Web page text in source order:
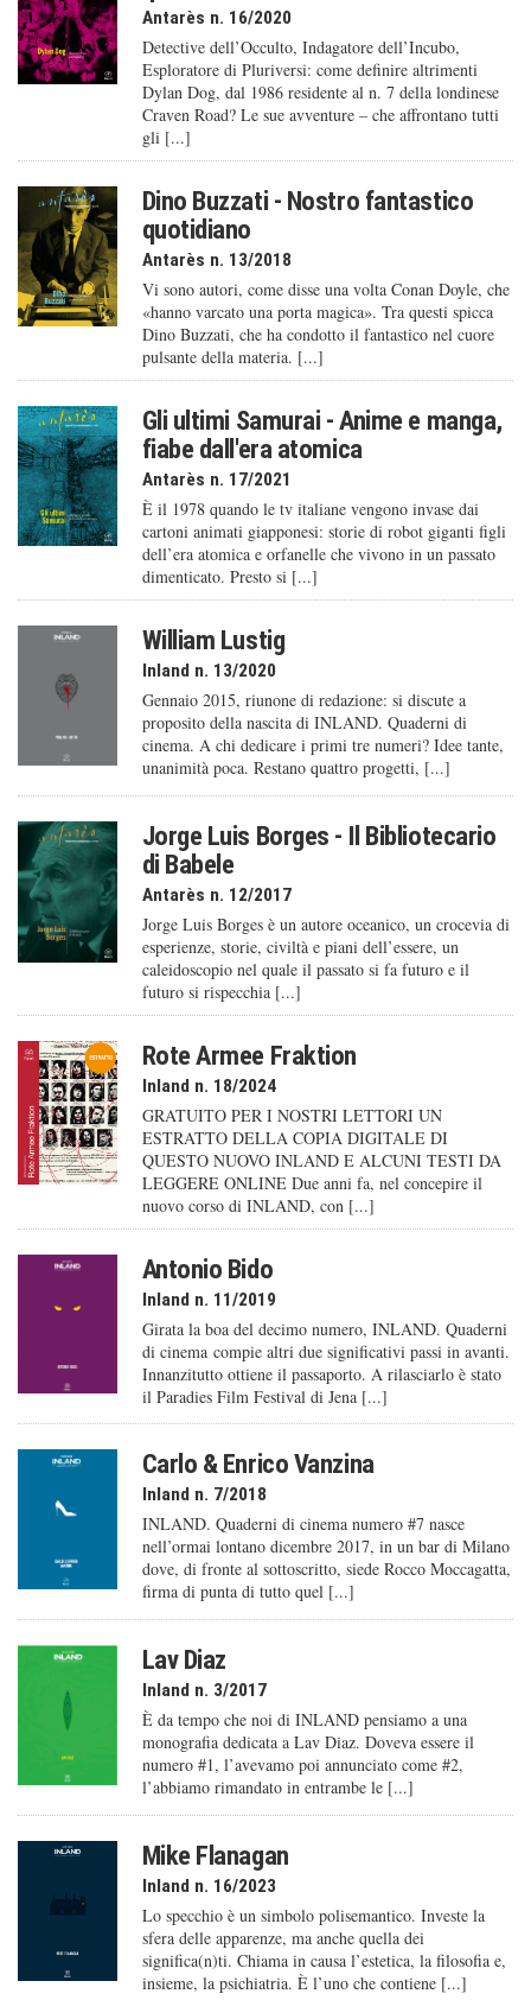
Antarès n. 16/2020
Detective dell’Occulto, Indagatore dell’Incubo,
Esploratore di Pluriversi: come definire altrimenti
Dylan Dog, dal 1986 residente al n. 7 della londinese
Craven Road? Le sue avventure – che affrontano tutti
gli [...]
Dino Buzzati - Nostro fantastico
quotidiano
Antarès n. 13/2018
Vi sono autori, come disse una volta Conan Doyle, che
«hanno varcato una porta magica». Tra questi spicca
Dino Buzzati, che ha condotto il fantastico nel cuore
pulsante della materia. [...]
Gli ultimi Samurai - Anime e manga,
fiabe dall'era atomica
Antarès n. 17/2021
È il 1978 quando le tv italiane vengono invase dai
cartoni animati giapponesi: storie di robot giganti figli
dell’era atomica e orfanelle che vivono in un passato
dimenticato. Presto si [...]
William Lustig
Inland n. 13/2020
Gennaio 2015, riunone di redazione: si discute a
proposito della nascita di INLAND. Quaderni di
cinema. A chi dedicare i primi tre numeri? Idee tante,
unanimità poca. Restano quattro progetti, [...]
Jorge Luis Borges - Il Bibliotecario
di Babele
Antarès n. 12/2017
Jorge Luis Borges è un autore oceanico, un crocevia di
esperienze, storie, civiltà e piani dell’essere, un
caleido­scopio nel quale il passato si fa futuro e il
futuro si rispecchia [...]
Rote Armee Fraktion
Inland n. 18/2024
GRATUITO PER I NOSTRI LETTORI UN
ESTRATTO DELLA COPIA DIGITALE DI
QUESTO NUOVO INLAND E ALCUNI TESTI DA
LEGGERE ONLINE Due anni fa, nel concepire il
nuovo corso di INLAND, con [...]
Antonio Bido
Inland n. 11/2019
Girata la boa del decimo numero, INLAND. Quaderni
di cinema compie altri due significativi passi in avanti.
Innanzitutto ottiene il passaporto. A rilasciarlo è stato
il Paradies Film Festival di Jena [...]
Carlo & Enrico Vanzina
Inland n. 7/2018
INLAND. Quaderni di cinema numero #7 nasce
nell’ormai lontano dicembre 2017, in un bar di Milano
dove, di fronte al sottoscritto, siede Rocco Moccagatta,
firma di punta di tutto quel [...]
Lav Diaz
Inland n. 3/2017
È da tempo che noi di INLAND pensiamo a una
monografia dedicata a Lav Diaz. Doveva essere il
numero #1, l’avevamo poi annunciato come #2,
l’abbiamo rimandato in entrambe le [...]
Mike Flanagan
Inland n. 16/2023
Lo specchio è un simbolo polisemantico. Investe la
sfera delle apparenze, ma anche quella dei
significa(n)ti. Chiama in causa l’estetica, la filosofia e,
insieme, la psichiatria. È l’uno che contiene [...]